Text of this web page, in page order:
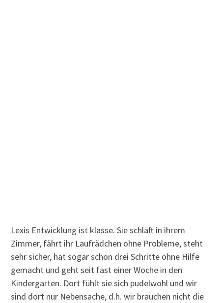
Lexis Entwicklung ist klasse. Sie schläft in ihrem
Zimmer, fährt ihr Laufrädchen ohne Probleme, steht
sehr sicher, hat sogar schon drei Schritte ohne Hilfe
gemacht und geht seit fast einer Woche in den
Kindergarten. Dort fühlt sie sich pudelwohl und wir
sind dort nur Nebensache, d.h. wir brauchen nicht die